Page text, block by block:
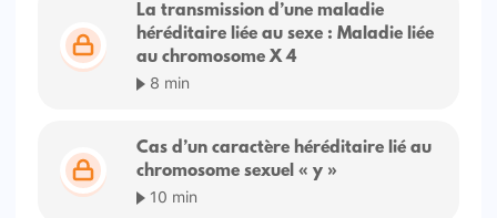
La transmission d’une maladie
héréditaire liée au sexe : Maladie liée
au chromosome X 4
8 min
Cas d’un caractère héréditaire lié au
chromosome sexuel « y »
10 min